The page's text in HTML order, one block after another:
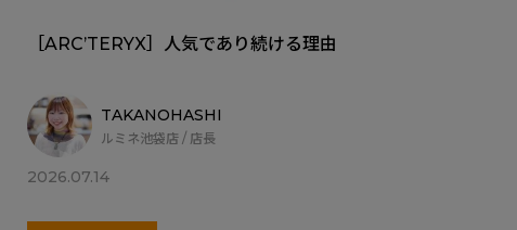
［ARC’TERYX］人気であり続ける理由
TAKANOHASHI
ルミネ池袋店 / 店長
2026.07.14